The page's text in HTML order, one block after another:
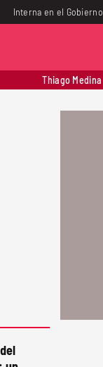
Interna en el Gobierno
Thiago Medina